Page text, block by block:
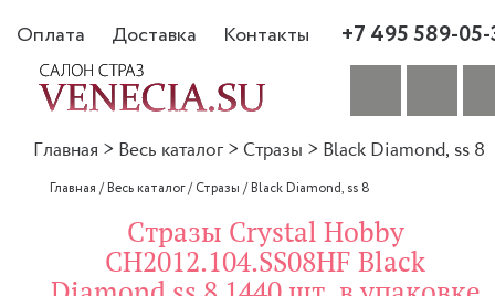
Оплата Доставка Контакты +7 495 589-
Главная > Весь каталог > Стразы > Black Diamond, ss 8
Главная /Весь каталог/Стразы /Black Diamond, ss 8
Стразы Crystal Hobby
CH2012.104.SS08HF Black